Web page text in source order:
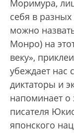
Моримура,
себя в
можно
Монро) на
веку»,
убеждает нас
диктаторы и
напоминает о
писателя
японского